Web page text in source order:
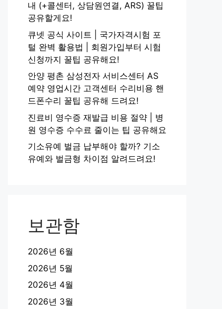
내 (+콜센터, 상담원연결, ARS) 꿀팁
공유할게요!
큐넷 공식 사이트 | 국가자격시험 포
털 완벽 활용법 | 회원가입부터 시험
신청까지 꿀팁 공유해요!
안양 평촌 삼성전자 서비스센터 AS
예약 영업시간 고객센터 수리비용 핸
드폰수리 꿀팁 공유해 드려요!
진료비 영수증 재발급 비용 절약 | 병
원 영수증 수수료 줄이는 팁 공유해요
기소유예 벌금 납부해야 할까? 기소
유예와 벌금형 차이점 알려드려요!
보관함
2026년 6월
2026년 5월
2026년 4월
2026년 3월